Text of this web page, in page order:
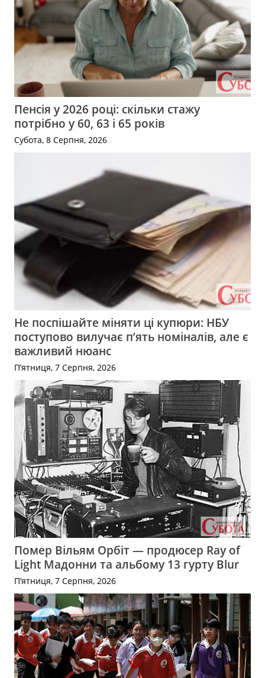
Пенсія у 2026 році: скільки стажу
потрібно у 60, 63 і 65 років
Субота, 8 Серпня, 2026
Не поспішайте міняти ці купюри: НБУ
поступово вилучає п’ять номіналів, але є
важливий нюанс
П’ятниця, 7 Серпня, 2026
Помер Вільям Орбіт — продюсер Ray of
Light Мадонни та альбому 13 гурту Blur
П’ятниця, 7 Серпня, 2026